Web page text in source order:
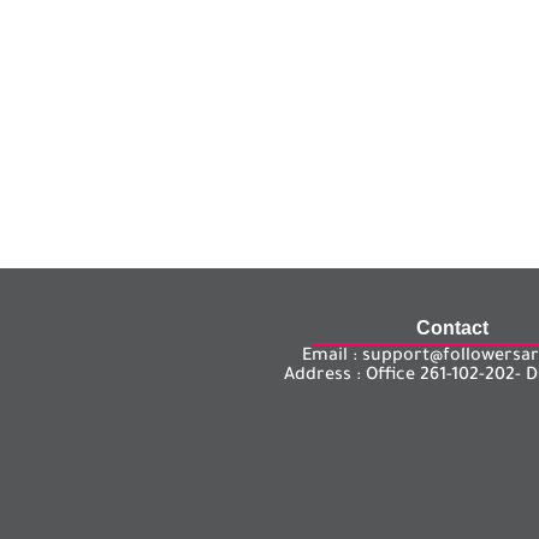
Contact
Email :
Address : Office 261-102-202-